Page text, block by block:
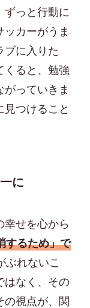
ずっと行動に
カーがうま
ブに入りた
ると、勉強
っていきま
つけること
に
幸せを心から
するため」で
ぶれないこ
はなく、その
視点が、関